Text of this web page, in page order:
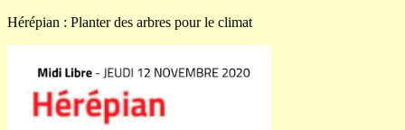
Hérépian : Planter des arbres pour le climat